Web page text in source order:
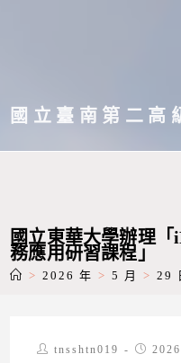
主國立臺南第二高
國立東華大學辦理
務應用研習課程」
> 2026 年 > 5 月 > 29
Posttnsshtn019
Post